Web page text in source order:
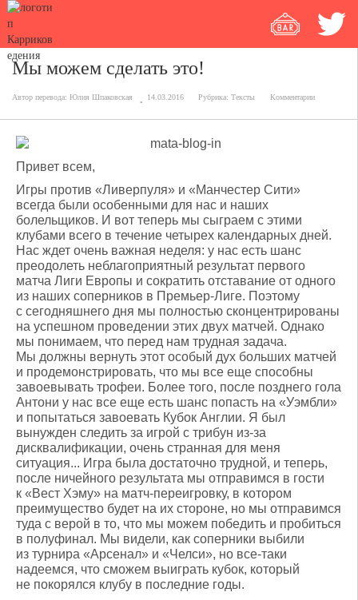
Мы можем сделать это!
Автор перевода: Юлия Шпаковская 14.03.2016 Рубрика: Тексты Комментарии
Привет всем,
Игры против «Ливерпуля» и «Манчестер Сити»
всегда были особенными для нас и наших
болельщиков. И вот теперь мы сыграем с этими
клубами всего в течение четырех календарных дней.
Нас ждет очень важная неделя: у нас есть шанс
преодолеть неблагоприятный результат первого
матча Лиги Европы и сократить отставание от одного
из наших соперников в Премьер-Лиге. Поэтому
с сегодняшнего дня мы полностью сконцентрированы
на успешном проведении этих двух матчей. Однако
мы понимаем, что перед нам трудная задача.
Мы должны вернуть этот особый дух больших матчей
и продемонстрировать, что мы все еще способны
завоевывать трофеи. Более того, после позднего гола
Антони у нас все еще есть шанс попасть на «Уэмбли»
и попытаться завоевать Кубок Англии. Я был
вынужден следить за игрой с трибун из-за
дисквалификации, очень странная для меня
ситуация... Игра была достаточно трудной, и теперь,
после ничейного результата мы отправимся в гости
к «Вест Хэму» на матч-переигровку, в котором
преимущество будет на их стороне, но мы отправимся
туда с верой в то, что мы можем победить и пробиться
в полуфинал. Мы видели, как соперники выбили
из турнира «Арсенал» и «Челси», но все-таки
надеемся, что сможем выиграть кубок, который
не покорялся клубу в последние годы.